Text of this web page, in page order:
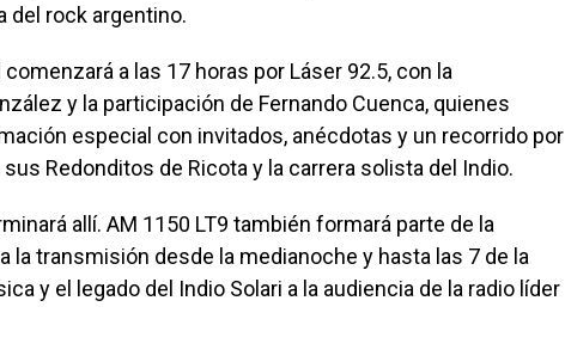
del rock argentino.
a las 17 horas por Láser 92.5, con la
y la participación de Fernando Cuenca, quienes
especial con invitados, anécdotas y un recorrido por
sus Redonditos de Ricota y la carrera solista del Indio.
allí. AM 1150 LT9 también formará parte de la
la transmisión desde la medianoche y hasta las 7 de la
y el legado del Indio Solari a la audiencia de la radio líder